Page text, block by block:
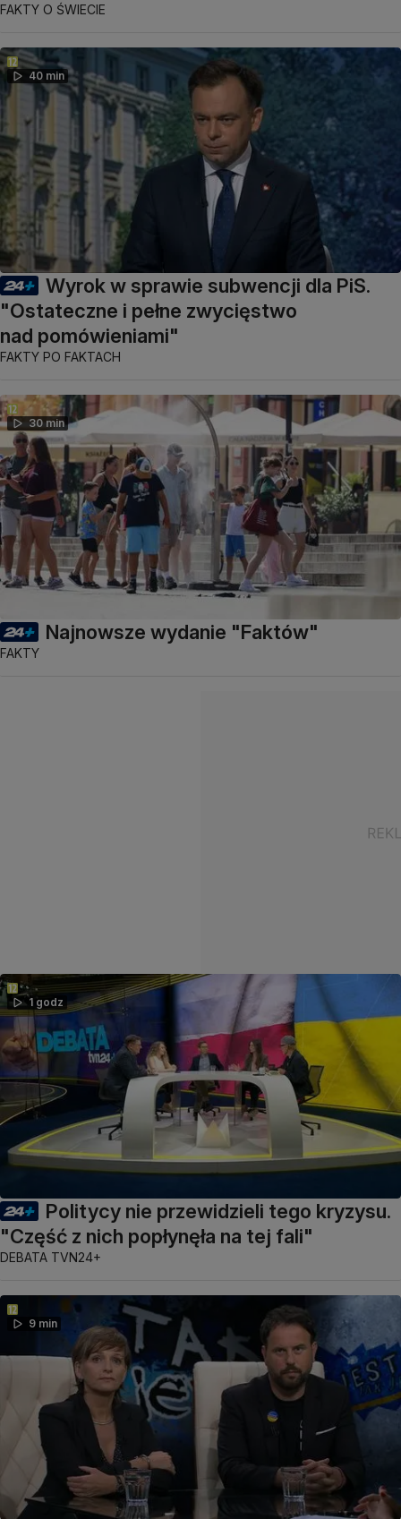
FAKTY O ŚWIECIE
40 min
Wyrok w sprawie subwencji dla PiS.
"Ostateczne i pełne zwycięstwo
nad pomówieniami"
FAKTY PO FAKTACH
30 min
Najnowsze wydanie "Faktów"
FAKTY
1 godz
Politycy nie przewidzieli tego kryzysu.
"Część z nich popłynęła na tej fali"
DEBATA TVN24+
9 min